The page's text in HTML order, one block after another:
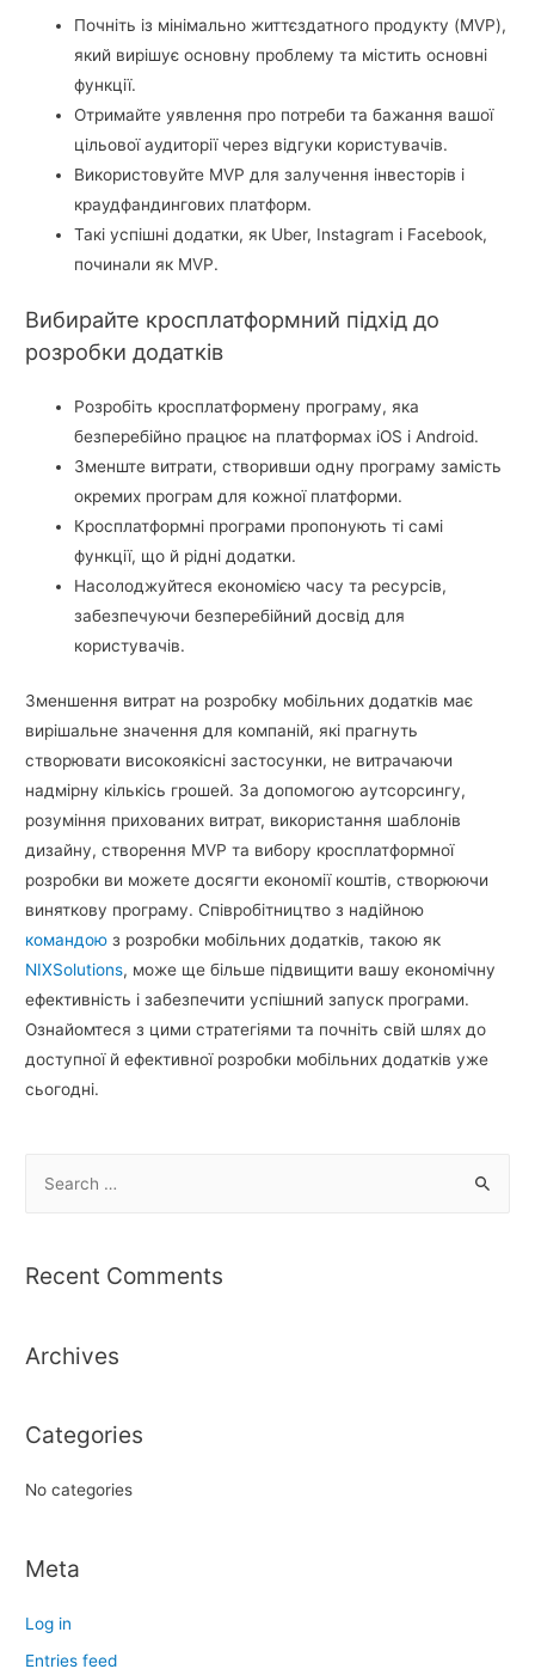
Почніть із мінімально життєздатного продукту (MVP),
який вирішує основну проблему та містить основні
функції.
Отримайте уявлення про потреби та бажання вашої
цільової аудиторії через відгуки користувачів.
Використовуйте MVP для залучення інвесторів і
краудфандингових платформ.
Такі успішні додатки, як Uber, Instagram і Facebook,
починали як MVP.
Вибирайте кросплатформний підхід до
розробки додатків
Розробіть кросплатформену програму, яка
безперебійно працює на платформах iOS і Android.
Зменште витрати, створивши одну програму замість
окремих програм для кожної платформи.
Кросплатформні програми пропонують ті самі
функції, що й рідні додатки.
Насолоджуйтеся економією часу та ресурсів,
забезпечуючи безперебійний досвід для
користувачів.
Зменшення витрат на розробку мобільних додатків має
вирішальне значення для компаній, які прагнуть
створювати високоякісні застосунки, не витрачаючи
надмірну кількісь грошей. За допомогою аутсорсингу,
розуміння прихованих витрат, використання шаблонів
дизайну, створення MVP та вибору кросплатформної
розробки ви можете досягти економії коштів, створюючи
виняткову програму. Співробітництво з надійною
командою з розробки мобільних додатків, такою як
NIXSolutions, може ще більше підвищити вашу економічну
ефективність і забезпечити успішний запуск програми.
Ознайомтеся з цими стратегіями та почніть свій шлях до
доступної й ефективної розробки мобільних додатків уже
сьогодні.
r
f
r
Recent Comments
Archives
Categories
No categories
Meta
Log in
Entries feed